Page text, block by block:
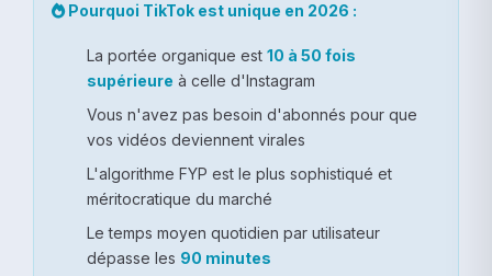
Pourquoi TikTok est unique en 2026 :
La portée organique est 10 à 50 fois
supérieure à celle d'Instagram
Vous n'avez pas besoin d'abonnés pour que
vos vidéos deviennent virales
L'algorithme FYP est le plus sophistiqué et
méritocratique du marché
Le temps moyen quotidien par utilisateur
dépasse les 90 minutes